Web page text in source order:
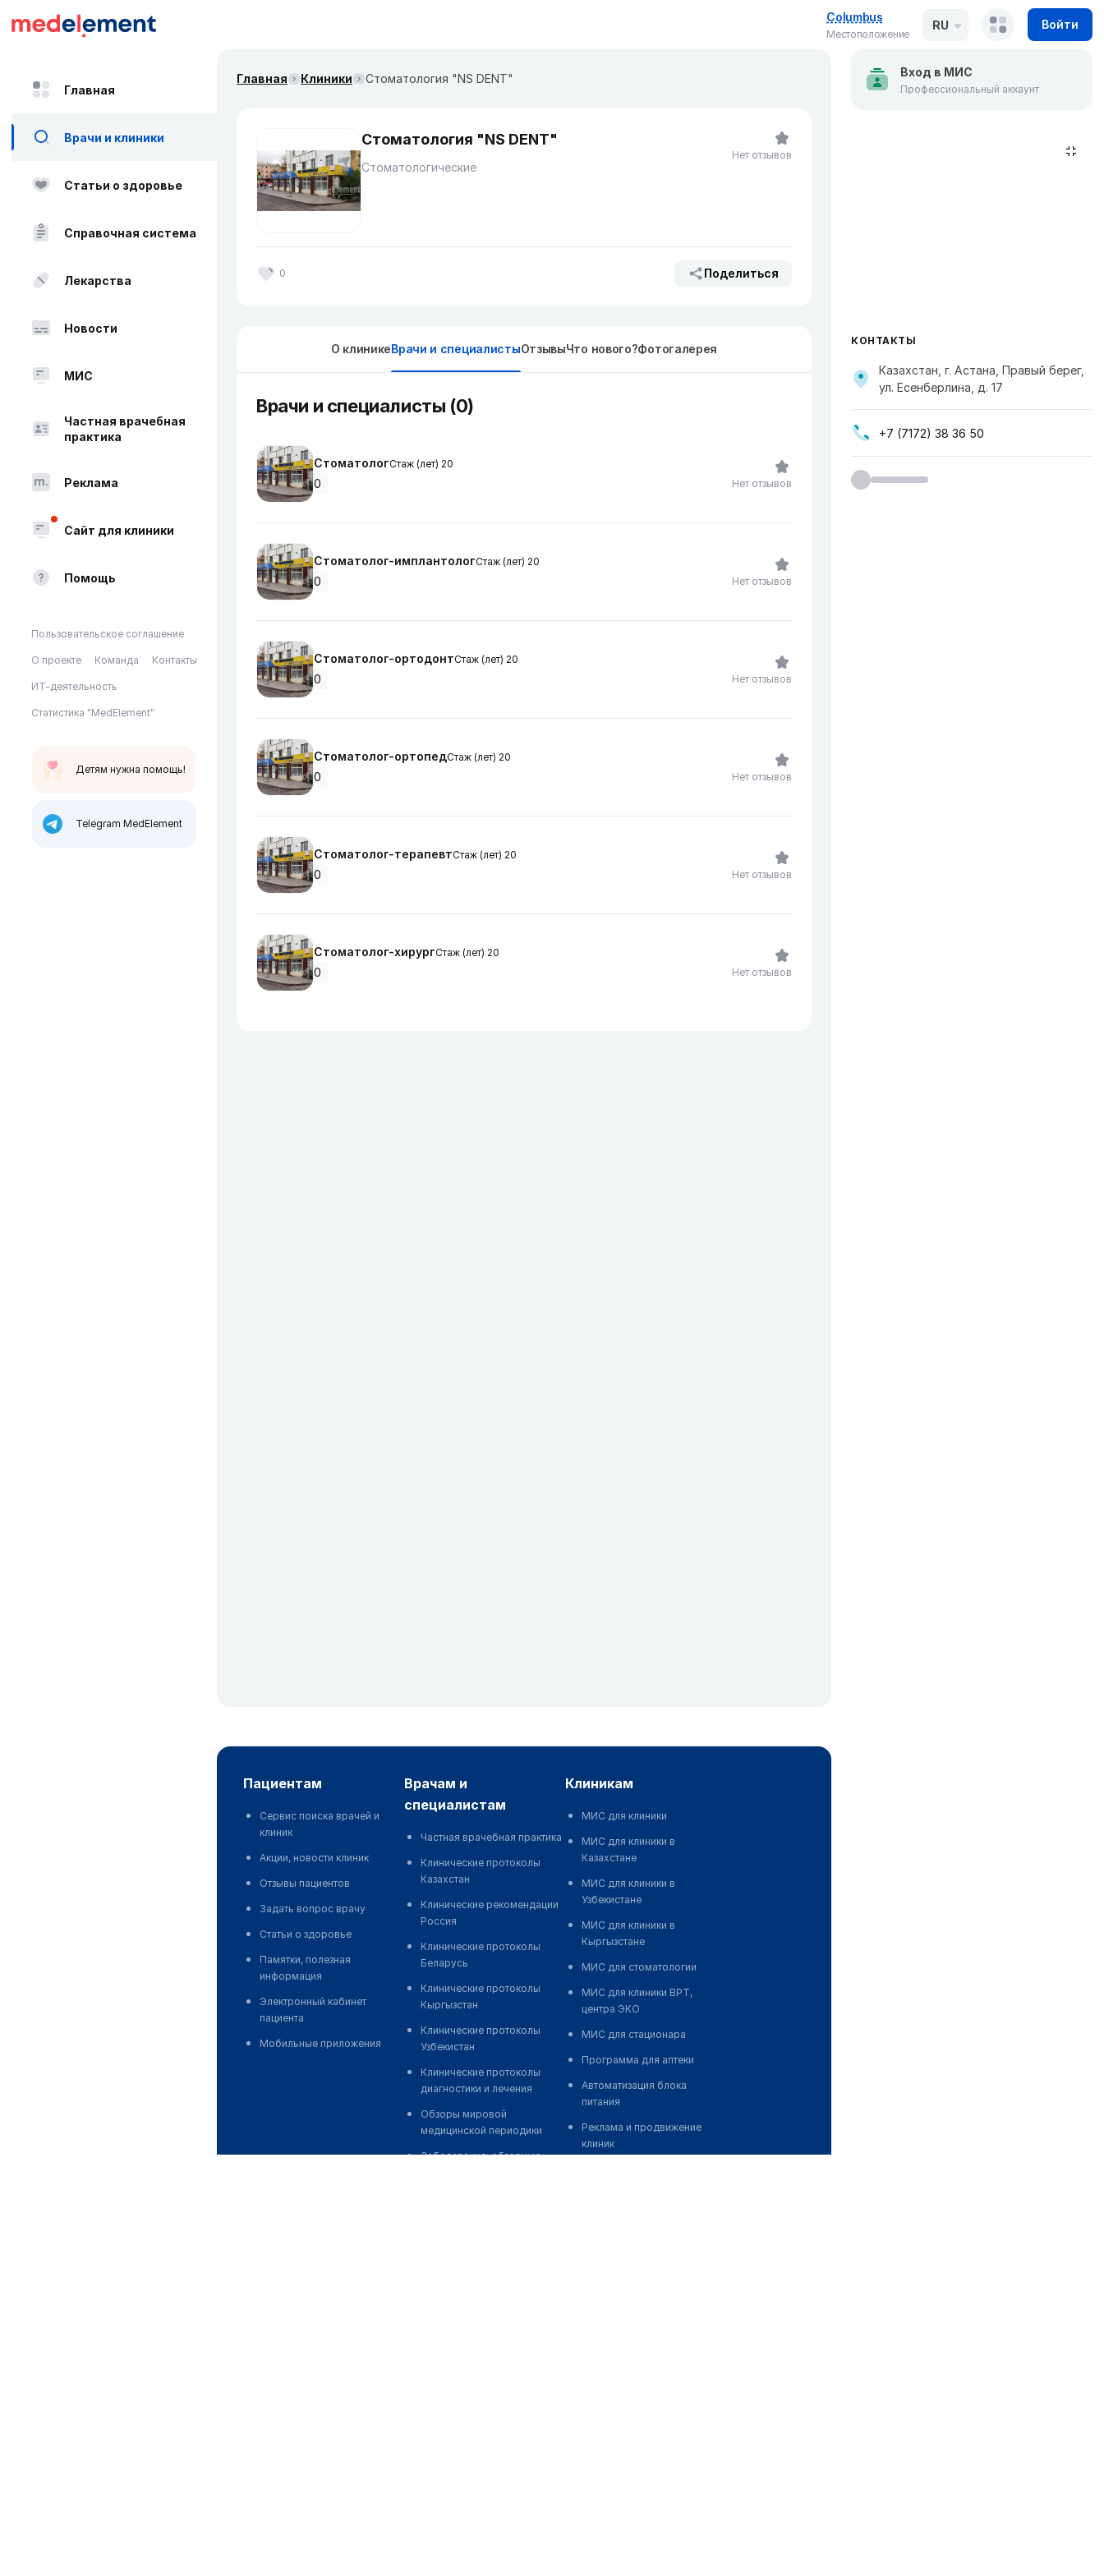
Columbus
Местоположение
RU Войти
Главная
Врачи и клиники
Статьи о здоровье
Справочная система
Лекарства
Новости
МИС
Частная врачебная
практика
Реклама
Сайт для клиники
Помощь
Пользовательское соглашение
О проекте Команда Контакты
ИТ-деятельность
Статистика "MedElement"
Детям нужна помощь!
Telegram MedElement
Главная Клиники Стоматология "NS DENT"
Стоматология "NS DENT"
Стоматологические
0 Поделиться
Нет отзывов
О клиникеВрачи и специалистыОтзывыЧто нового?Фотогалерея
Врачи и специалисты (0)
СтоматологСтаж (лет) 20
0 Нет отзывов
Стоматолог-имплантологСтаж (лет) 20
0 Нет отзывов
Стоматолог-ортодонтСтаж (лет) 20
0 Нет отзывов
Стоматолог-ортопедСтаж (лет) 20
0 Нет отзывов
Стоматолог-терапевтСтаж (лет) 20
0 Нет отзывов
Стоматолог-хирургСтаж (лет) 20
0 Нет отзывов
пациентам
Сервис поиска врачей и
клиник
Акции, новости клиник
Отзывы пациентов
Задать вопрос врачу
Статьи о здоровье
Памятки, полезная
информация
Электронный кабинет
пациента
Мобильные приложения
врачам и
специалистам
Частная врачебная практика
Клинические протоколы
Казахстан
Клинические рекомендации
Россия
Клинические протоколы
Беларусь
Клинические протоколы
Кыргызстан
Клинические протоколы
Узбекистан
Клинические протоколы
диагностики и лечения
Обзоры мировой
медицинской периодики
Заболевания: обзорные
клиникам
МИС для клиники
МИС для клиники в
Казахстане
МИС для клиники в
Узбекистане
МИС для клиники в
Кыргызстане
МИС для стоматологии
МИС для клиники ВРТ,
центра ЭКО
МИС для стационара
Программа для аптеки
Автоматизация блока
питания
Реклама и продвижение
клиник
Вход в МИС
Профессиональный аккаунт
КОНТАКТЫ
Казахстан, г. Астана, Правый берег,
ул. Есенберлина, д. 17
+7 (7172) 38 36 50